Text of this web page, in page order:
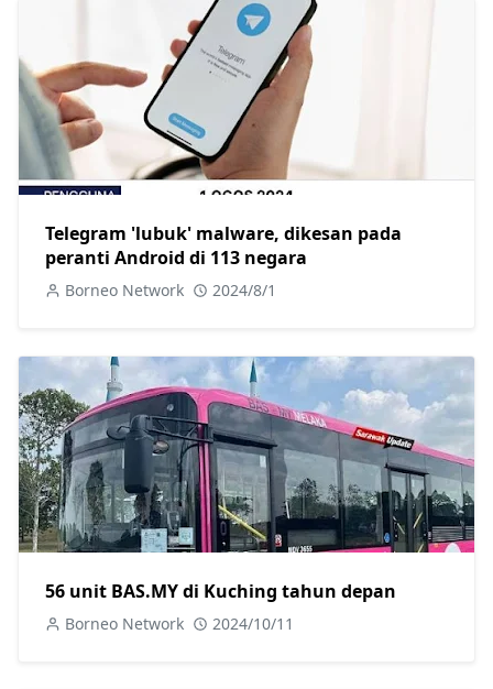
Telegram 'lubuk' malware, dikesan pada
peranti Android di 113 negara
Borneo Network 2024/8/1
56 unit BAS.MY di Kuching tahun depan
Borneo Network 2024/10/11